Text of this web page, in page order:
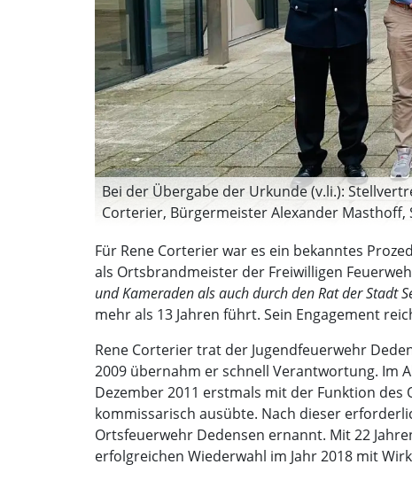
Bei der Übergabe der Urkunde (v.li.):
Corterier, Bürgermeister Alexander
Für Rene Corterier war es ein bekanntes
als Ortsbrandmeister der Freiwilligen
und Kameraden als auch durch den Rat der Stadt
mehr als 13 Jahren führt. Sein Engagement
Rene Corterier trat der Jugendfeuerwehr
2009 übernahm er schnell Verantwortung. Im
Dezember 2011 erstmals mit der Funktion des
kommissarisch ausübte. Nach dieser
Ortsfeuerwehr Dedensen ernannt. Mit 22
erfolgreichen Wiederwahl im Jahr 2018 mit